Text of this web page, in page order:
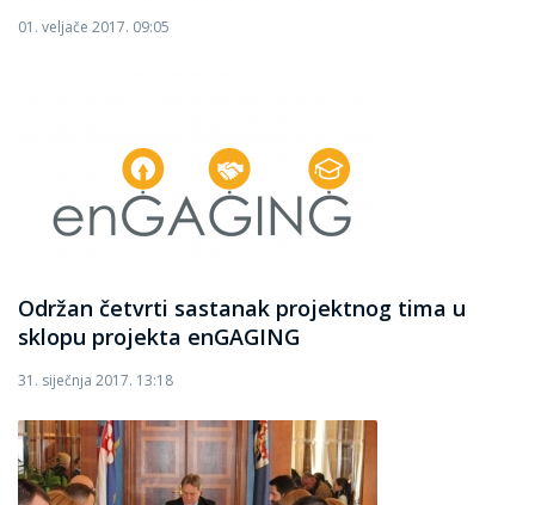
01. veljače 2017. 09:05
Održan četvrti sastanak projektnog tima u
sklopu projekta enGAGING
31. siječnja 2017. 13:18